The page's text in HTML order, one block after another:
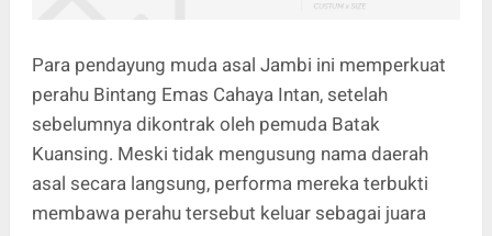
Para pendayung muda asal Jambi ini memperkuat
perahu Bintang Emas Cahaya Intan, setelah
sebelumnya dikontrak oleh pemuda Batak
Kuansing. Meski tidak mengusung nama daerah
asal secara langsung, performa mereka terbukti
membawa perahu tersebut keluar sebagai juara